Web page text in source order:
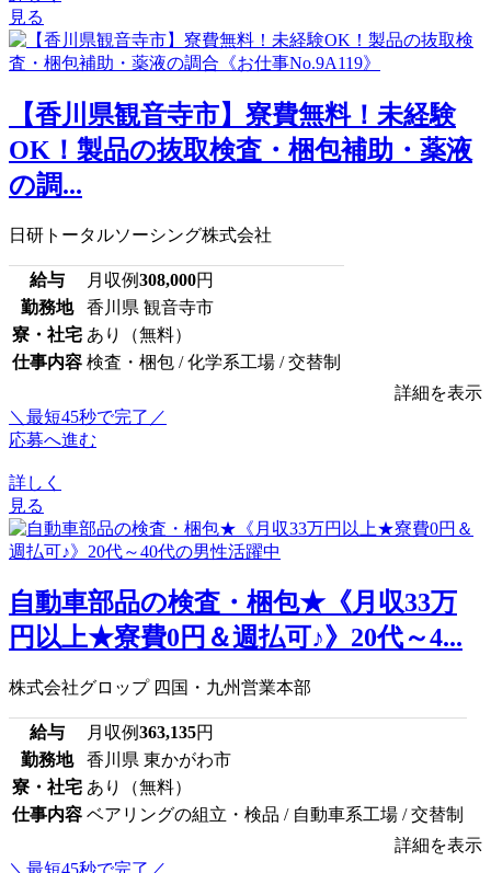
見る
【香川県観音寺市】寮費無料！未経験
OK！製品の抜取検査・梱包補助・薬液
の調...
日研トータルソーシング株式会社
給与 月収例308,000円
勤務地
香川県 観音寺市
寮・社宅 あり（無料）
仕事内容 検査・梱包 / 化学系工場 / 交替制
詳細を表示
＼最短45秒で完了／
応募へ進む
詳しく
見る
自動車部品の検査・梱包★《月収33万
円以上★寮費0円＆週払可♪》20代～4...
株式会社グロップ 四国・九州営業本部
給与 月収例363,135円
勤務地
香川県 東かがわ市
寮・社宅 あり（無料）
仕事内容 ベアリングの組立・検品 / 自動車系工場 / 交替制
詳細を表示